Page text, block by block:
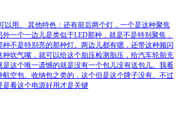
以用。 其他特色：还有前后两个灯，一个是这种聚焦
一个一边儿是类似于LED那种，就是不是特别聚焦，
不是特别亮的那种灯。两边儿都有嗯，还带这种频闪
吹气嘴，就可以给这个胎压检测胎压，给汽车轮胎充
这个唯一遗憾的就是没有一个包儿没有送包儿。我看
空包、收纳包之类的，这个但是这个牌子没有。不过
是看这个电源好用才是关键